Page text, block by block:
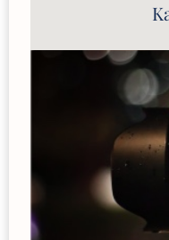
Workshop
Reichweite,
Workshop
Weitere